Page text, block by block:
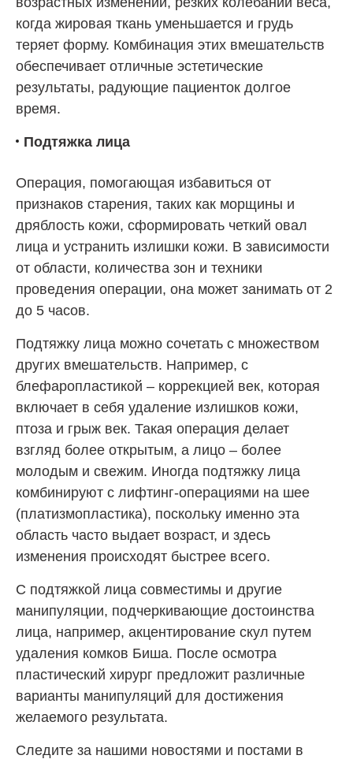
когда жировая ткань уменьшается и грудь
теряет форму. Комбинация этих вмешательств
обеспечивает отличные эстетические
результаты, радующие пациенток долгое
время.
Подтяжка лица
Операция, помогающая избавиться от
признаков старения, таких как морщины и
дряблость кожи, сформировать четкий овал
лица и устранить излишки кожи. В зависимости
от области, количества зон и техники
проведения операции, она может занимать от 2
до 5 часов.
Подтяжку лица можно сочетать с множеством
других вмешательств. Например, с
блефаропластикой – коррекцией век, которая
включает в себя удаление излишков кожи,
птоза и грыж век. Такая операция делает
взгляд более открытым, а лицо – более
молодым и свежим. Иногда подтяжку лица
комбинируют с лифтинг-операциями на шее
(платизмопластика), поскольку именно эта
область часто выдает возраст, и здесь
изменения происходят быстрее всего.
С подтяжкой лица совместимы и другие
манипуляции, подчеркивающие достоинства
лица, например, акцентирование скул путем
удаления комков Биша. После осмотра
пластический хирург предложит различные
варианты манипуляций для достижения
желаемого результата.
Следите за нашими новостями и постами в